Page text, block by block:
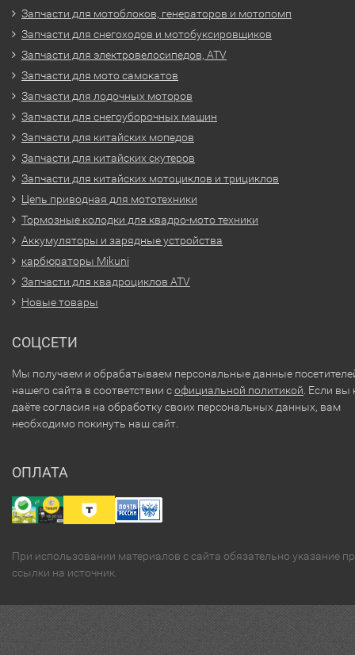
Запчасти для мотоблоков, генераторов и мотопомп
Запчасти для снегоходов и мотобуксировщиков
Запчасти для электровелосипедов, ATV
Запчасти для мото самокатов
Запчасти для лодочных моторов
Запчасти для снегоуборочных машин
Запчасти для китайских мопедов
Запчасти для китайских скутеров
Запчасти для китайских мотоциклов и трициклов
Цепь приводная для мототехники
Тормозные колодки для квадро-мото техники
Аккумуляторы и зарядные устройства
карбюраторы Mikuni
Запчасти для квадроциклов ATV
Новые товары
СОЦСЕТИ
Мы получаем и обрабатываем персональные данные
нашего сайта в соответствии софициальной политикой . Если вы
даёте согласия на обработку своих персональных данных, вам
необходимо покинуть наш сайт.
ОПЛАТА
При использовании материалов с сайта обязательно указание
ссылки на источник.